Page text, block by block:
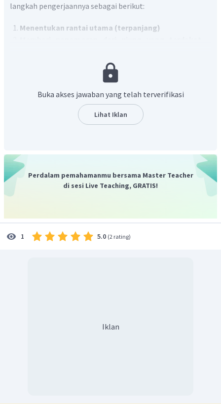
langkah pengerjaannya sebagai berikut:
Menentukan rantai utama (terpanjang)
Memberi nama cabang (gugus alkil)
dimulai seperti pada gambar diatas, memiliki gugus metil
pada karbon nomor 2 dan 4. Sehingga senyawa tersebut
bernama 2,4-dimetilpentana.
Jadi, jawaban yang sesuai adalah A. 2,4-dimetilpentana
Buka akses jawaban yang telah terverifikasi
Lihat Iklan
Perdalam pemahamanmu bersama Master Teacher
di sesi Live Teaching, GRATIS!
1 5.0 (2 rating)
Iklan